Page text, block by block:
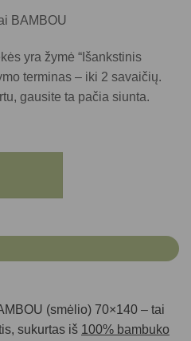
yra žymė “Išankstinis
terminas – iki 2 savaičių.
gausite ta pačia siunta.
(smėlio) 70×140 – tai
sukurtas iš 100% bambuko